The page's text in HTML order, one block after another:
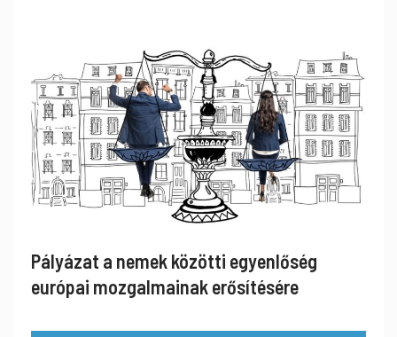
Pályázat a nemek közötti egyenlőség
európai mozgalmainak erősítésére